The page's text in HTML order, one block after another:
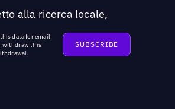
alla ricerca locale,
data for email
withdraw this